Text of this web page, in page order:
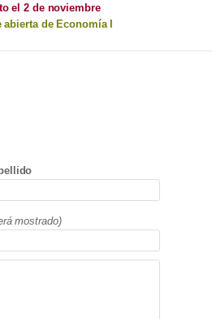
el 2 de noviembre
abierta de Economía I
mostrado)